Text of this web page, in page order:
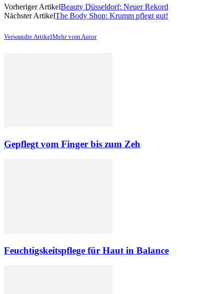
Vorheriger ArtikelBeauty Düsseldorf: Neuer Rekord
Nächster ArtikelThe Body Shop: Krumm pflegt gut!
Verwandte ArtikelMehr vom Autor
Gepflegt vom Finger bis zum Zeh
Feuchtigskeitspflege für Haut in Balance